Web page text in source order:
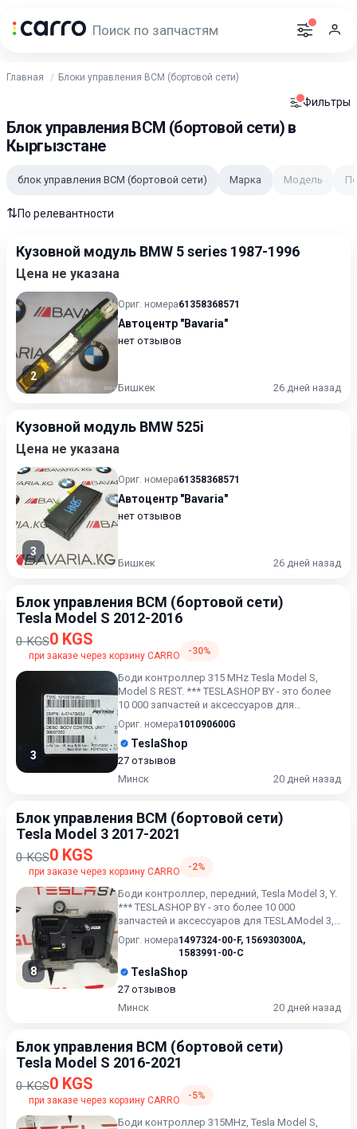
Главная Блоки управления BCM (бортовой сети)
Фильтры
Блок управления BCM (бортовой сети) в
Кыргызстане
блок управления BCM (бортовой сети) Марка Модель
⇅По релевантности
Кузовной модуль BMW 5 series 1987-1996
Цена не указана
2
Ориг. номера61358368571
Автоцентр "Bavaria"
нет отзывов
Бишкек 26 дней назад
Кузовной модуль BMW 525i
Цена не указана
3
Ориг. номера61358368571
Автоцентр "Bavaria"
нет отзывов
Бишкек 26 дней назад
Блок управления BCM (бортовой сети)
Tesla Model S 2012-2016
0 KGS0 KGS
при заказе через корзину CARRO -30%
3
Боди контроллер 315 MHz Tesla Model S,
Model S REST. *** TESLASHOP BY - это более
10 000 запчастей и аксессуаров для
TESLAModel 3, Model X,...
Ориг. номера101090600G
TeslaShop
27 отзывов
Минск
20 дней назад
Блок управления BCM (бортовой сети)
Tesla Model 3 2017-2021
0 KGS0 KGS
при заказе через корзину CARRO -2%
8
Боди контроллер, передний, Tesla Model 3, Y.
*** TESLASHOP BY - это более 10 000
запчастей и аксессуаров для TESLAModel 3,
Model X, Model S,...
Ориг. номера1497324-00-F, 156930300A,
1583991-00-C
TeslaShop
27 отзывов
Минск
20 дней назад
Блок управления BCM (бортовой сети)
Tesla Model S 2016-2021
0 KGS0 KGS
при заказе через корзину CARRO -5%
Боди контроллер 315MHz, Tesla Model S,